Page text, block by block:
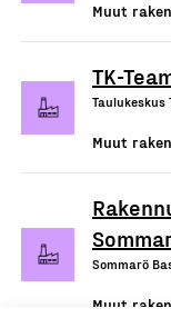
Muut
TK-
Taulukeskus
Muut
Sommarö
Muut